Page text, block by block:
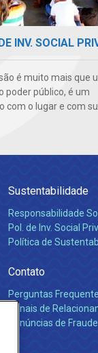
INV. SOCIAL
é muito mais que
poder público, é um
com o lugar e com
Sustentabilidade
Responsabilidade
Pol. de Inv. Social
Política de
Contato
Perguntas
Canais de
Denúncias de